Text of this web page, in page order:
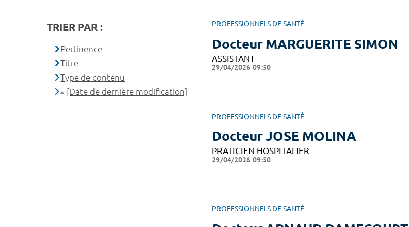
PROFESSIONNELS DE SANTÉ
Docteur MARGUERITE SIMON
ASSISTANT
29/04/2026 09:50
PROFESSIONNELS DE SANTÉ
Docteur JOSE MOLINA
PRATICIEN HOSPITALIER
29/04/2026 09:50
PROFESSIONNELS DE SANTÉ
TRIER PAR :
Pertinence
Titre
Type de contenu
[Date de dernière modification]